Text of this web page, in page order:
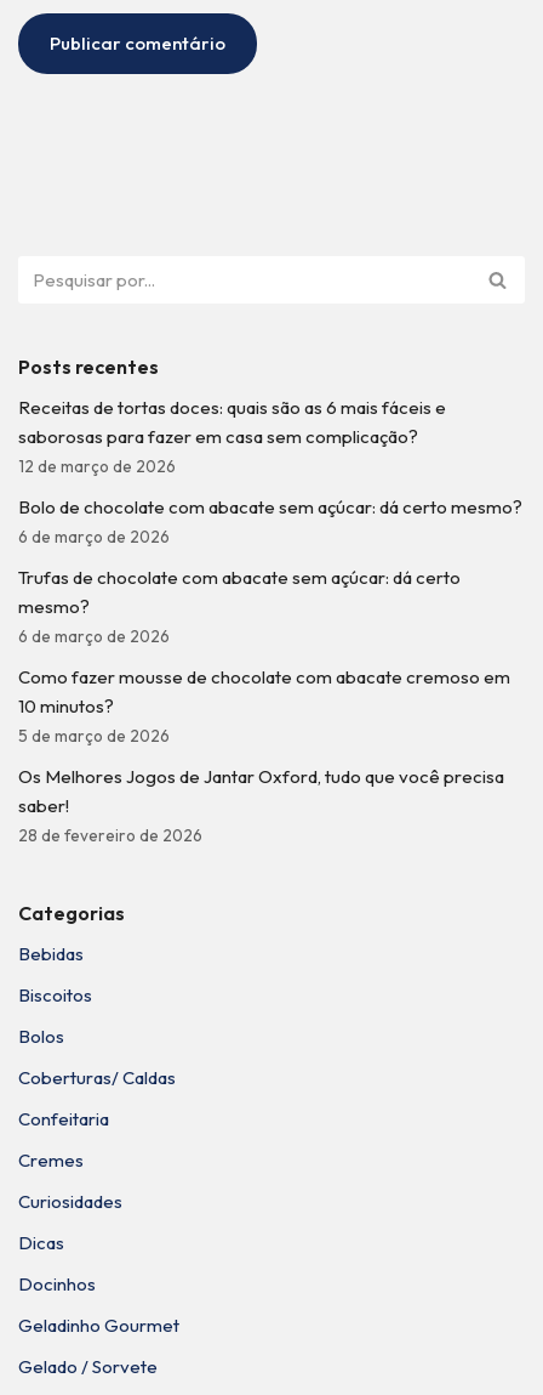
Posts recentes
Receitas de tortas doces: quais são as 6 mais fáceis e
saborosas para fazer em casa sem complicação?
12 de março de 2026
Bolo de chocolate com abacate sem açúcar: dá certo mesmo?
6 de março de 2026
Trufas de chocolate com abacate sem açúcar: dá certo
mesmo?
6 de março de 2026
Como fazer mousse de chocolate com abacate cremoso em
10 minutos?
5 de março de 2026
Os Melhores Jogos de Jantar Oxford, tudo que você precisa
saber!
28 de fevereiro de 2026
Categorias
Bebidas
Biscoitos
Bolos
Coberturas/ Caldas
Confeitaria
Cremes
Curiosidades
Dicas
Docinhos
Geladinho Gourmet
Gelado / Sorvete